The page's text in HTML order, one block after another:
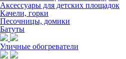
Аксессуары для детских площадок
Качели, горки
Песочницы, домики
Батуты
Уличные обогреватели